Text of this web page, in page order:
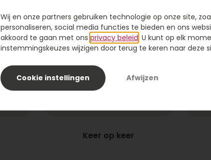
Keer op keer
Wij en onze partners gebruiken technologie op onze site,
personaliseren, social media functies te bieden en ons
akkoord te gaan met ons privacy beleid . U kunt op elk
instemmingskeuzes wijzigen door terug te keren naar deze
Cookie instellingen Afwijzen